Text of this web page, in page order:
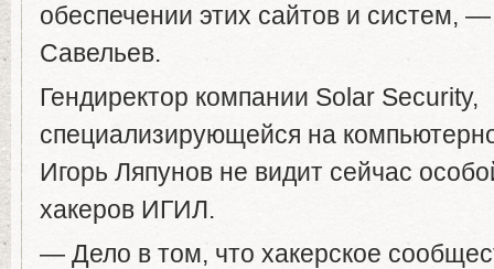
обеспечении этих сайтов и систем,
Савельев.
Гендиректор компании Solar Security,
специализирующейся на
Игорь Ляпунов не видит сейчас
хакеров ИГИЛ.
— Дело в том, что хакерское